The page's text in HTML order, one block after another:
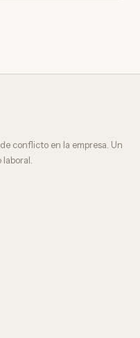
conflicto en la empresa. Un